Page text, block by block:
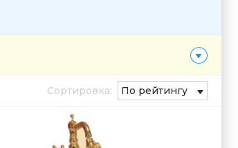
Сортировка: По рейтингу